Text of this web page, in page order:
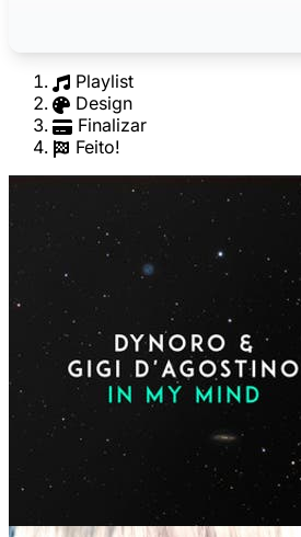
Playlist
Design
Finalizar
Feito!